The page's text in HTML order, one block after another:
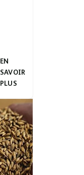
EN
SAVOIR
PLUS